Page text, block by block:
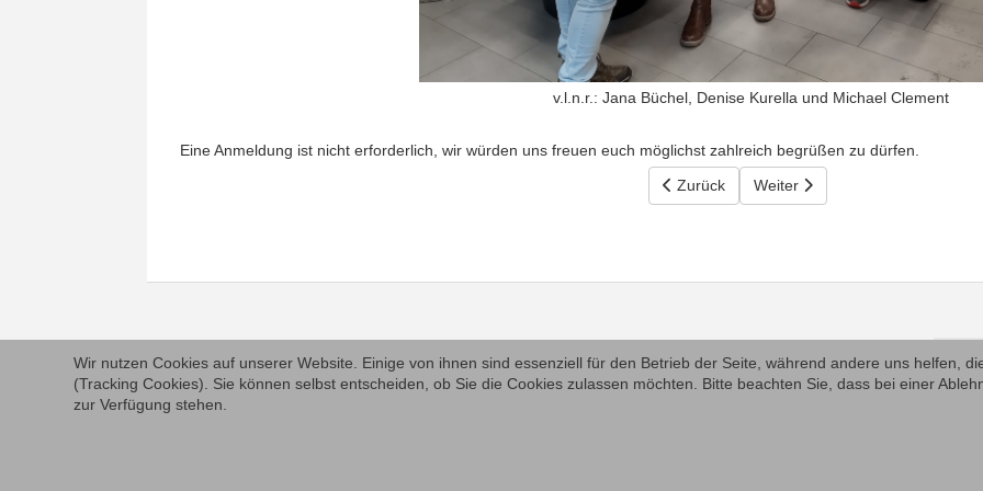
v.l.n.r.: Jana Büchel, Denise Kurella und Michael Clement
Eine Anmeldung ist nicht erforderlich, wir würden uns freuen euch möglichst zahlreich begrüßen zu dürfen.
Vorheriger Beitrag: Mitgliederversammlung
Zurück Nächster Beitrag: Bäume
Weiter
Wir nutzen Cookies auf unserer Website. Einige von ihnen sind essenziell für den Betrieb der Seite, während andere uns helfen,
(Tracking Cookies). Sie können selbst entscheiden, ob Sie die Cookies zulassen möchten. Bitte beachten Sie, dass bei einer
zur Verfügung stehen.